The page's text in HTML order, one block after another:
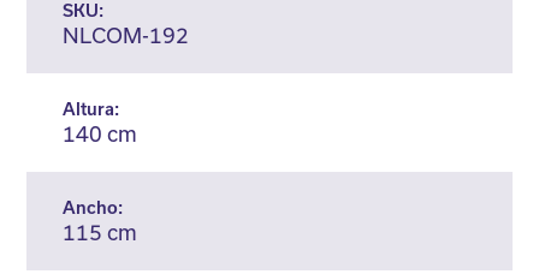
SKU:
NLCOM-192
Altura:
140 cm
Ancho:
115 cm